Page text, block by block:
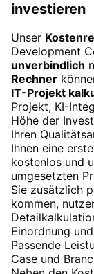
investieren
Unser
Development
unverbindlich
Rechner
IT-Projekt
Projekt, KI-
Höhe der
Ihren
Ihnen eine
kostenlos und
umgesetzten
Sie zusätzlich
kommen,
Einordnung und
Passende
Case und